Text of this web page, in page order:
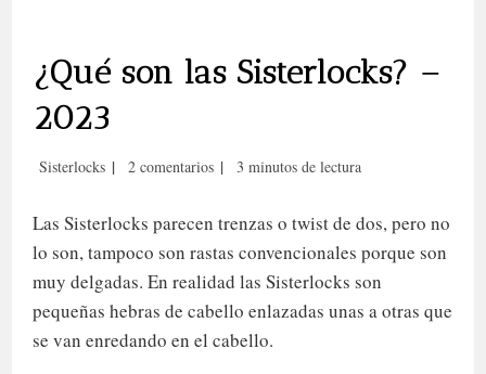
¿Qué son las Sisterlocks? –
2023
Categoría
entrada:
Sisterlocks
Comentarios
entrada:
2 comentarios
Tiempo
3 minutos de lectura
Las Sisterlocks parecen trenzas o twist de dos, pero no
lo son, tampoco son rastas convencionales porque son
muy delgadas. En realidad las Sisterlocks son
pequeñas hebras de cabello enlazadas unas a otras que
se van enredando en el cabello.